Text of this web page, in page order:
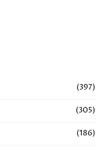
(397)
(305)
(186)